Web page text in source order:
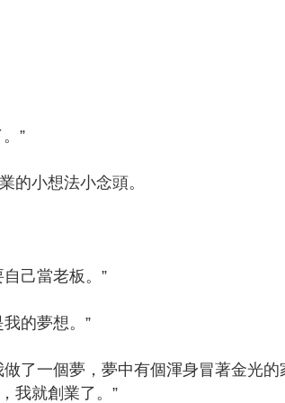
由
人
在等什麼？開始動
創業菁英班創業私
談亞洲矽谷，陳
”
小想法小念頭。
己當老板。”
的夢想。”
了一個夢，夢中有個渾身冒著金光的
我就創業了。”